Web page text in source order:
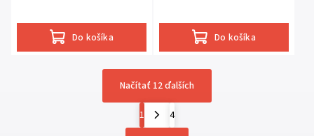
Do košíka Do košíka
Načítať 12 ďalších
1
4